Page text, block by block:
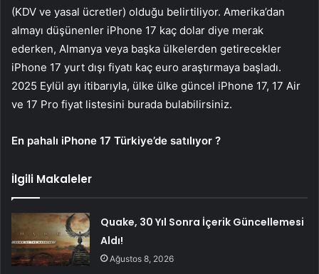
(KDV ve yasal ücretler) olduğu belirtiliyor. Amerika’dan
almayı düşünenler iPhone 17 kaç dolar diye merak
ederken, Almanya veya başka ülkelerden getirecekler
iPhone 17 yurt dışı fiyatı kaç euro araştırmaya başladı.
2025 Eylül ayı itibarıyla, ülke ülke güncel iPhone 17, 17 Air
ve 17 Pro fiyat listesini burada bulabilirsiniz.
En pahalı iPhone 17 Türkiye’de satılıyor ?
İlgili Makaleler
Quake, 30 Yıl Sonra İçerik Güncellemesi
Aldı!
Ağustos 8, 2026